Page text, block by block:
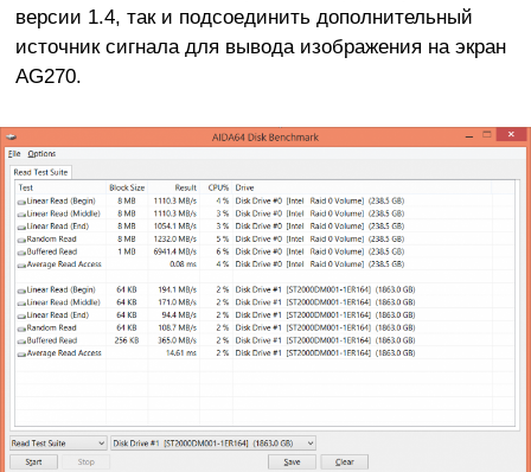
версии 1.4, так и подсоединить дополнительный
источник сигнала для вывода изображения на экран
AG270.